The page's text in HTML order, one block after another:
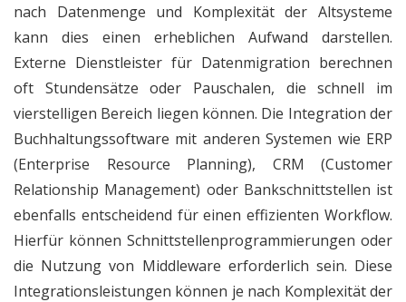
nach Datenmenge und Komplexität der Altsysteme
kann dies einen erheblichen Aufwand darstellen.
Externe Dienstleister für Datenmigration berechnen
oft Stundensätze oder Pauschalen, die schnell im
vierstelligen Bereich liegen können. Die Integration der
Buchhaltungssoftware mit anderen Systemen wie ERP
(Enterprise Resource Planning), CRM (Customer
Relationship Management) oder Bankschnittstellen ist
ebenfalls entscheidend für einen effizienten Workflow.
Hierfür können Schnittstellenprogrammierungen oder
die Nutzung von Middleware erforderlich sein. Diese
Integrationsleistungen können je nach Komplexität der